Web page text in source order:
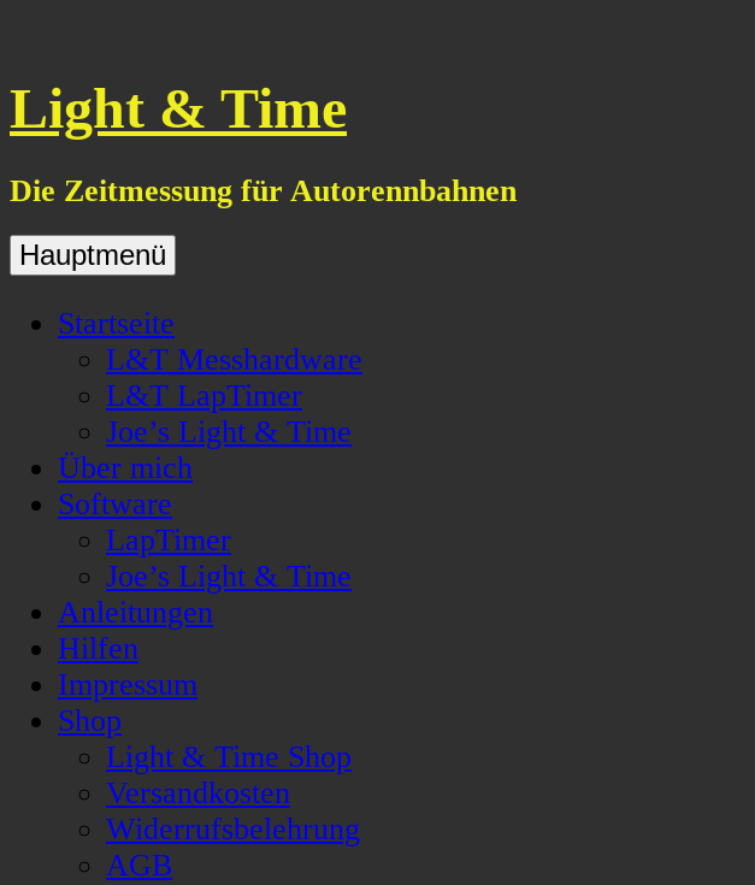
content
Light & Time
Die Zeitmessung für Autorennbahnen
Hauptmenü
Startseite
L&T Messhardware
L&T LapTimer
Joe’s Light & Time
Über mich
Software
LapTimer
Joe’s Light & Time
Anleitungen
Hilfen
Impressum
Shop
Light & Time Shop
Versandkosten
Widerrufsbelehrung
AGB